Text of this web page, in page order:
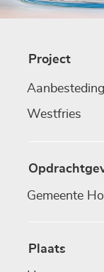
Project
Westfries
Gemeente
Plaats